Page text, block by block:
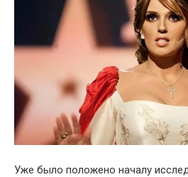
Уже было положено началу